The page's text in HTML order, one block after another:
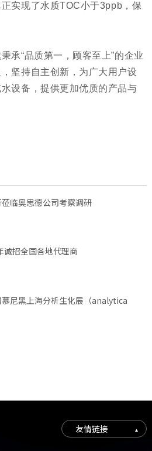
实现了水质TOC小于3ppb，保
承“品质第一，顾客至上”的企业
坚持自主创新，为广大用户设
设备，提供更加优质的产品与
临奥思德公司考察调研
诚招全国各地代理商
尼黑上海分析生化展（analytica
友情链接